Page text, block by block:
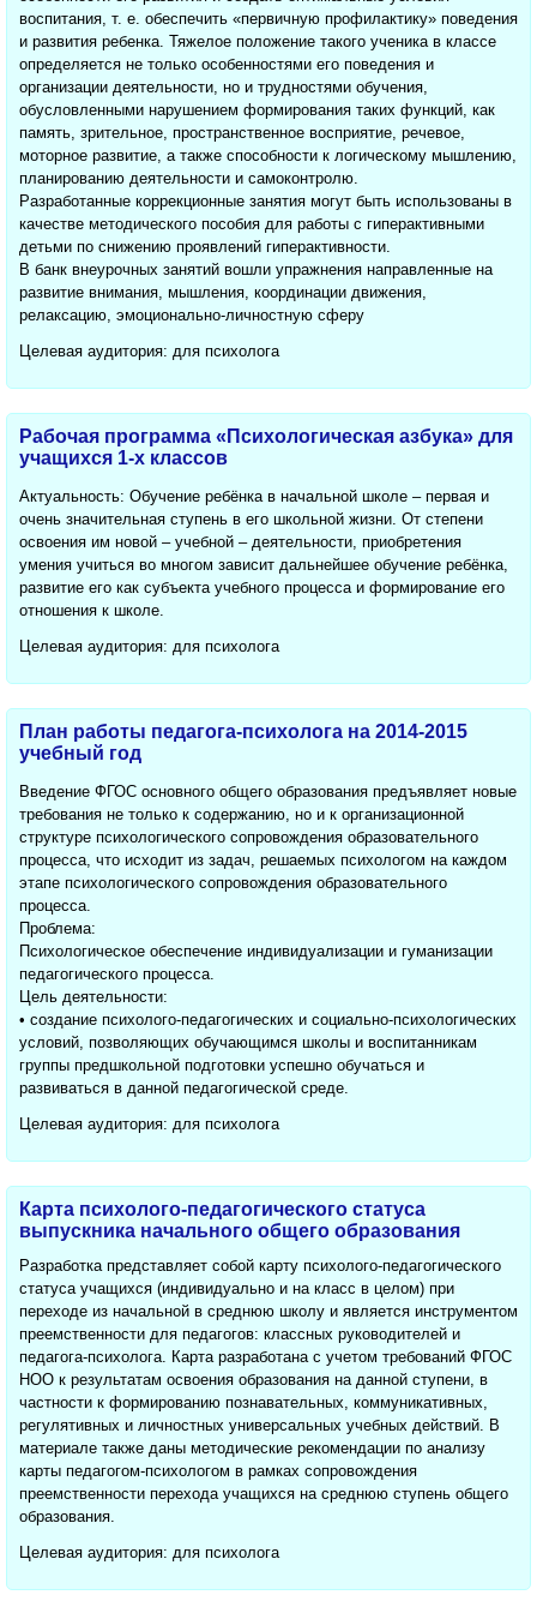
воспитания, т. е. обеспечить «первичную профилактику» поведения
и развития ребенка. Тяжелое положение такого ученика в классе
определяется не только особенностями его поведения и
организации деятельности, но и трудностями обучения,
обусловленными нарушением формирования таких функций, как
память, зрительное, пространственное восприятие, речевое,
моторное развитие, а также способности к логическому мышлению,
планированию деятельности и самоконтролю.
Разработанные коррекционные занятия могут быть использованы в
качестве методического пособия для работы с гиперактивными
детьми по снижению проявлений гиперактивности.
В банк внеурочных занятий вошли упражнения направленные на
развитие внимания, мышления, координации движения,
релаксацию, эмоционально-личностную сферу
Целевая аудитория: для психолога
Рабочая программа «Психологическая азбука» для
учащихся 1-х классов
Актуальность: Обучение ребёнка в начальной школе – первая и
очень значительная ступень в его школьной жизни. От степени
освоения им новой – учебной – деятельности, приобретения
умения учиться во многом зависит дальнейшее обучение ребёнка,
развитие его как субъекта учебного процесса и формирование его
отношения к школе.
Целевая аудитория: для психолога
План работы педагога-психолога на 2014-2015
учебный год
Введение ФГОС основного общего образования предъявляет новые
требования не только к содержанию, но и к организационной
структуре психологического сопровождения образовательного
процесса, что исходит из задач, решаемых психологом на каждом
этапе психологического сопровождения образовательного
процесса.
Проблема:
Психологическое обеспечение индивидуализации и гуманизации
педагогического процесса.
Цель деятельности:
• создание психолого-педагогических и социально-психологических
условий, позволяющих обучающимся школы и воспитанникам
группы предшкольной подготовки успешно обучаться и
развиваться в данной педагогической среде.
Целевая аудитория: для психолога
Карта психолого-педагогического статуса
выпускника начального общего образования
Разработка представляет собой карту психолого-педагогического
статуса учащихся (индивидуально и на класс в целом) при
переходе из начальной в среднюю школу и является инструментом
преемственности для педагогов: классных руководителей и
педагога-психолога. Карта разработана с учетом требований ФГОС
НОО к результатам освоения образования на данной ступени, в
частности к формированию познавательных, коммуникативных,
регулятивных и личностных универсальных учебных действий. В
материале также даны методические рекомендации по анализу
карты педагогом-психологом в рамках сопровождения
преемственности перехода учащихся на среднюю ступень общего
образования.
Целевая аудитория: для психолога